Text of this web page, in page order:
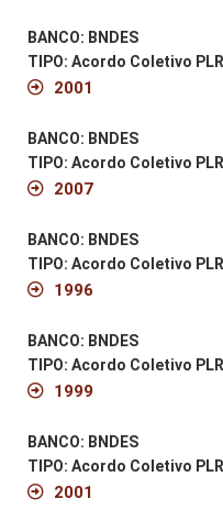
BANCO: BNDES
TIPO: Acordo Coletivo PLR
2001
BANCO: BNDES
TIPO: Acordo Coletivo PLR
2007
BANCO: BNDES
TIPO: Acordo Coletivo PLR
1996
BANCO: BNDES
TIPO: Acordo Coletivo PLR
1999
BANCO: BNDES
TIPO: Acordo Coletivo PLR
2001